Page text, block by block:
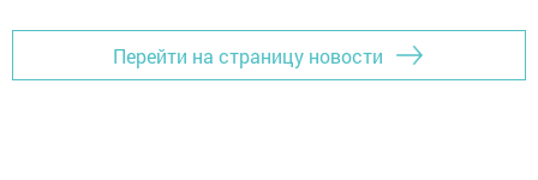
Перейти на страницу новости